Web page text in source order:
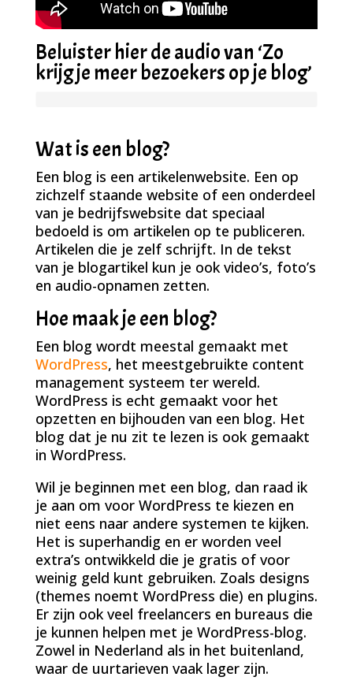
Beluister hier de audio van ‘Zo
krijg je meer bezoekers op je blog’
Wat is een blog?
Een blog is een artikelenwebsite. Een op
zichzelf staande website of een onderdeel
van je bedrijfswebsite dat speciaal
bedoeld is om artikelen op te publiceren.
Artikelen die je zelf schrijft. In de tekst
van je blogartikel kun je ook video’s, foto’s
en audio-opnamen zetten.
Hoe maak je een blog?
Een blog wordt meestal gemaakt met
WordPress, het meestgebruikte content
management systeem ter wereld.
WordPress is echt gemaakt voor het
opzetten en bijhouden van een blog. Het
blog dat je nu zit te lezen is ook gemaakt
in WordPress.
Wil je beginnen met een blog, dan raad ik
je aan om voor WordPress te kiezen en
niet eens naar andere systemen te kijken.
Het is superhandig en er worden veel
extra’s ontwikkeld die je gratis of voor
weinig geld kunt gebruiken. Zoals designs
(themes noemt WordPress die) en plugins.
Er zijn ook veel freelancers en bureaus die
je kunnen helpen met je WordPress-blog.
Zowel in Nederland als in het buitenland,
waar de uurtarieven vaak lager zijn.